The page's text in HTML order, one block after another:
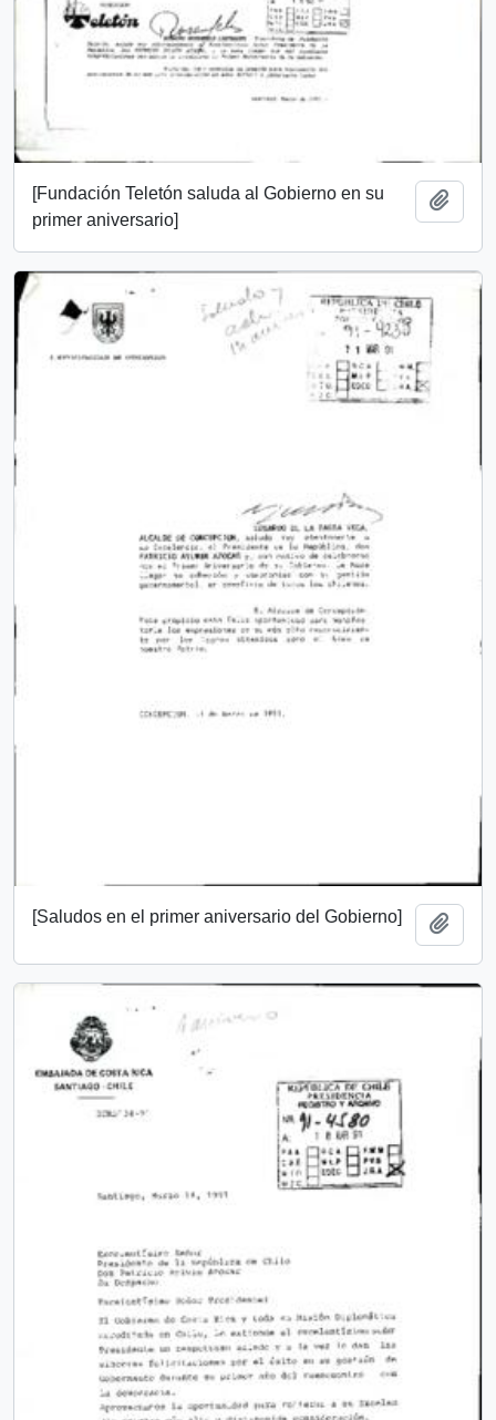
[Fundación Teletón saluda al Gobierno en su
primer aniversario]
[Saludos en el primer aniversario del Gobierno]